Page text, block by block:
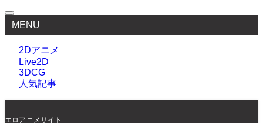
MENU
2Dアニメ
Live2D
3DCG
人気記事
エロアニメサイト